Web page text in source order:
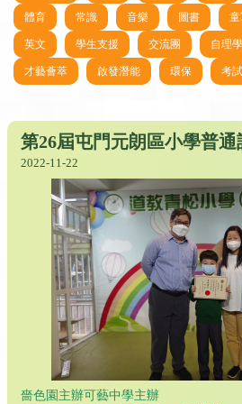
體育 常識 音樂 圖書
英文 學生支援 交流團 自理
才藝薈萃 啟發潛能 環保 考
第26屆屯門元朗區小學普
2022-11-22
嗇色園主辦可藝中學主辦